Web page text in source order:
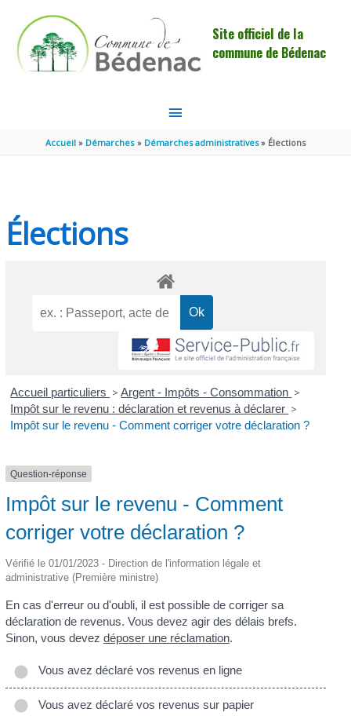
Site officiel de la
commune de Bédenac
MENU
PRINCIPAL
Accueil Démarches Démarches administratives Élections
Élections
Accueil particuliers > Argent - Impôts - Consommation >
Impôt sur le revenu : déclaration et revenus à déclarer >
Impôt sur le revenu - Comment corriger votre déclaration ?
Question-réponse
Impôt sur le revenu - Comment
corriger votre déclaration ?
Vérifié le 01/01/2023 - Direction de l'information légale et
administrative (Première ministre)
En cas d'erreur ou d'oubli, il est possible de corriger sa
déclaration de revenus. Vous devez agir des délais brefs.
Sinon, vous devez déposer une réclamation.
Vous avez déclaré vos revenus en ligne
Vous avez déclaré vos revenus sur papier